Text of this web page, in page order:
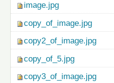
image.jpg
copy_of_image.jpg
copy2_of_image.jpg
copy_of_5.jpg
copy3_of_image.jpg